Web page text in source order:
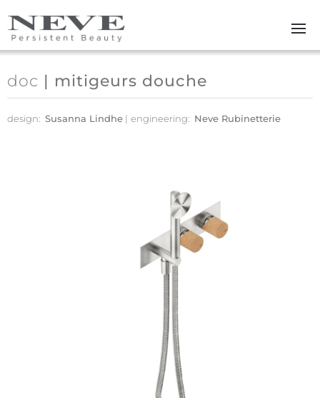
Skip to main content
doc | mitigeurs douche
design: Susanna Lindhe engineering: Neve Rubinetterie